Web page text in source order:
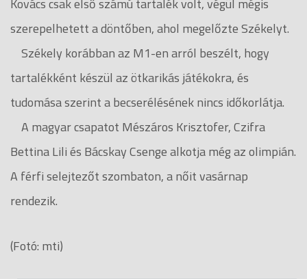
szerepelhetett a döntőben, ahol megelőzte Székelyt.
Székely korábban az M1-en arról beszélt, hogy
tartalékként készül az ötkarikás játékokra, és
tudomása szerint a becserélésének nincs időkorlátja.
A magyar csapatot Mészáros Krisztofer, Czifra
Bettina Lili és Bácskay Csenge alkotja még az olimpián.
A férfi selejtezőt szombaton, a nőit vasárnap
rendezik.
(Fotó: mti)